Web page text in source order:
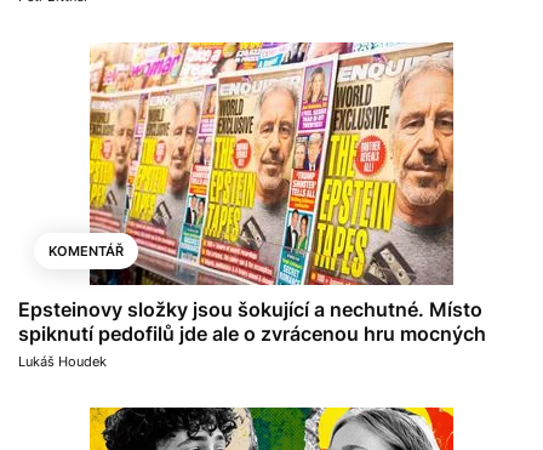
KOMENTÁŘ
Epsteinovy složky jsou šokující a nechutné. Místo
spiknutí pedofilů jde ale o zvrácenou hru mocných
Lukáš Houdek